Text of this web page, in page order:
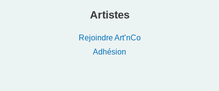
Artistes
Rejoindre Art’nCo
Adhésion